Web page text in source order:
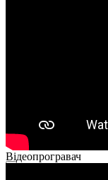
Відеопрогравач